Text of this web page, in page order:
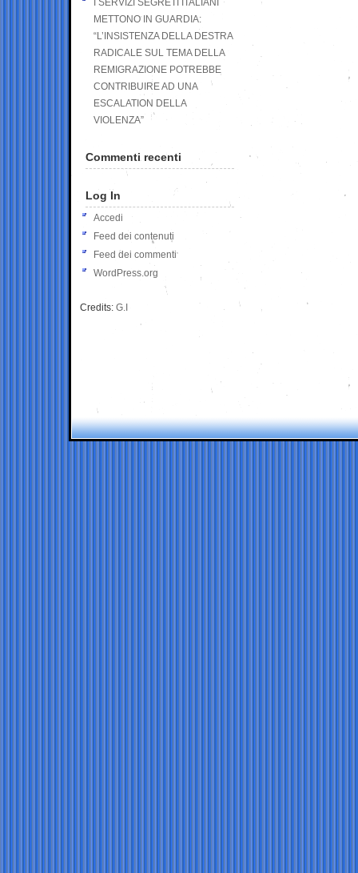
I SERVIZI SEGRETI ITALIANI
METTONO IN GUARDIA:
“L’INSISTENZA DELLA DESTRA
RADICALE SUL TEMA DELLA
REMIGRAZIONE POTREBBE
CONTRIBUIRE AD UNA
ESCALATION DELLA
VIOLENZA”
Commenti recenti
Log In
Accedi
Feed dei contenuti
Feed dei commenti
WordPress.org
Credits: G.I